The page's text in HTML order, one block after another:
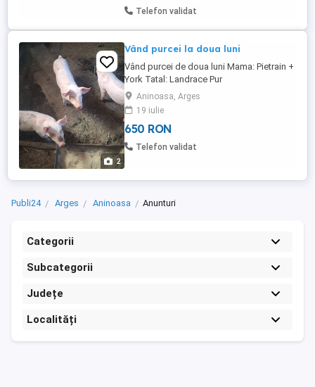
Telefon validat
2
Vând purcei la doua luni
Vând purcei de doua luni Mama: Pietrain +
York Tatal: Landrace Pur
Aninoasa, Arges
19 iulie
650 RON
Telefon validat
Publi24 Arges Aninoasa Anunturi
Categorii
Subcategorii
Județe
Localități